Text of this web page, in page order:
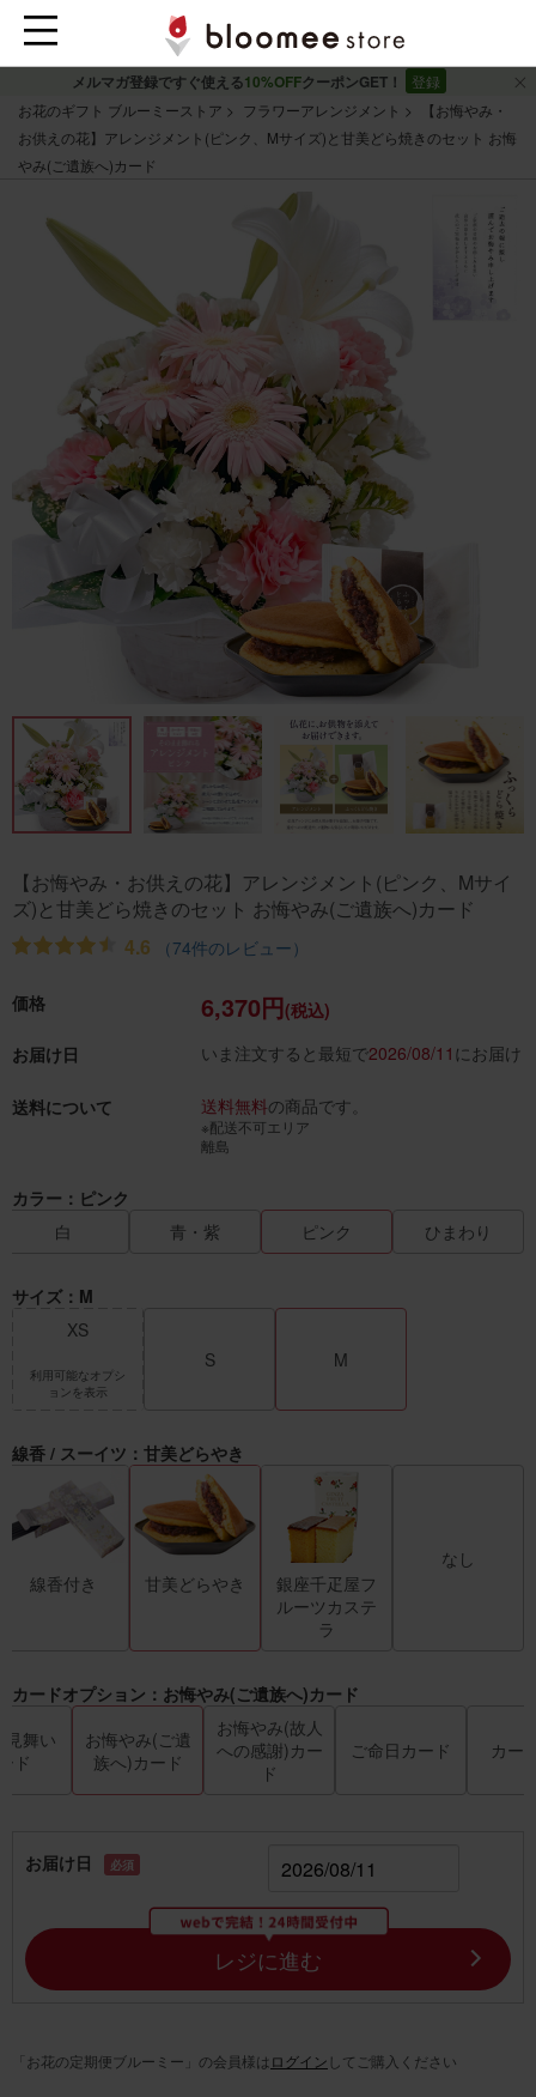
メルマガ登録ですぐ使える10%OFFクーポンGET！
登録
お花のギフト ブルーミーストア
フラワーアレンジメント
【お悔やみ・
お供えの花】アレンジメント(ピンク、Mサイズ)と甘美どら焼きのセット お悔
やみ(ご遺族へ)カード
【お悔やみ・お供えの花】アレンジメント(ピンク、Mサイ
ズ)と甘美どら焼きのセット お悔やみ(ご遺族へ)カード
4.6
（74件のレビュー）
価格 6,370円(税込)
お届け日
いま注文すると最短で2026/08/11 にお届け
送料について 送料無料の商品です。
※配送不可エリア
離島
カラー：ピンク
白
青・紫 ピンク ひまわり
サイズ：M
XS
利用可能なオプシ
ョンを表示
S M
線香 / スーイツ：甘美どらやき
線香付き 甘美どらやき
銀座千疋屋フ
ルーツカステ
ラ
なし
カードオプション：お悔やみ(ご遺族へ)カード
見舞い
ド
お悔やみ(ご遺
族へ)カード
お悔やみ(故人
への感謝)カー
ド
ご命日カード カー
お届け日 必須
レジに進む
「お花の定期便ブルーミー」の会員様は ログイン してご購入ください